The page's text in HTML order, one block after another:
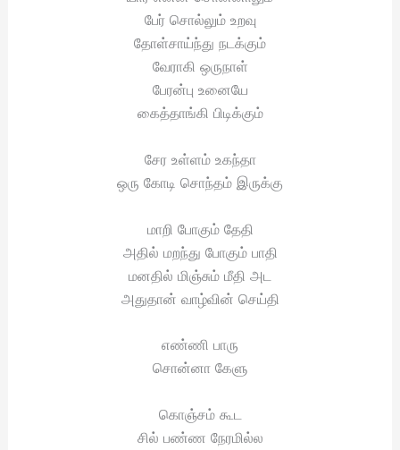
பேர் சொல்லும் உறவு
தோள்சாய்ந்து நடக்கும்
வேராகி ஒருநாள்
பேரன்பு உனையே
கைத்தாங்கி பிடிக்கும்
சேர உள்ளம் உகந்தா
ஒரு கோடி சொந்தம் இருக்கு
மாறி போகும் தேதி
அதில் மறந்து போகும் பாதி
மனதில் மிஞ்சும் மீதி அட
அதுதான் வாழ்வின் செய்தி
எண்ணி பாரு
சொன்னா கேளு
கொஞ்சம் கூட
சில் பண்ண நேரமில்ல